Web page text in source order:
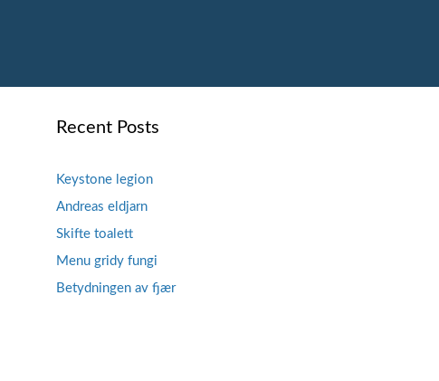
Recent Posts
Keystone legion
Andreas eldjarn
Skifte toalett
Menu gridy fungi
Betydningen av fjær